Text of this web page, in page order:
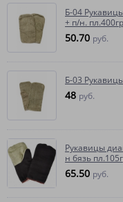
Б-04
+ п/н.
50.70 руб.
Б-03
48 руб.
Рукавицы
н бязь
65.50 руб.